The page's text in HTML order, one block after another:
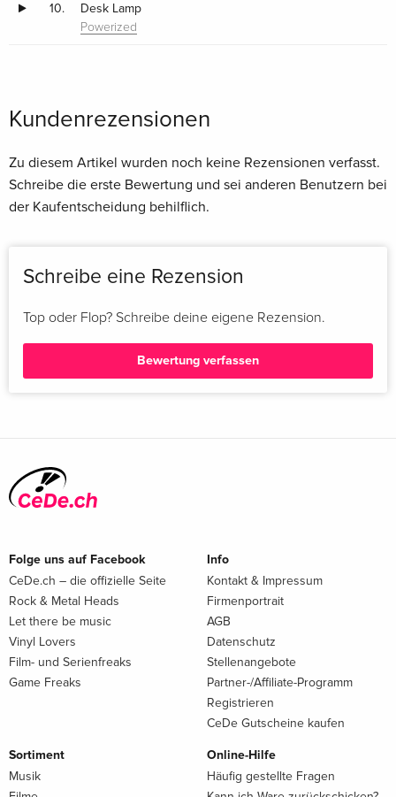
10. Desk Lamp
Powerized
Kundenrezensionen
Zu diesem Artikel wurden noch keine Rezensionen verfasst.
Schreibe die erste Bewertung und sei anderen Benutzern bei
der Kaufentscheidung behilflich.
Schreibe eine Rezension
Top oder Flop? Schreibe deine eigene Rezension.
Bewertung verfassen
Folge uns auf Facebook
CeDe.ch – die offizielle Seite
Rock & Metal Heads
Let there be music
Vinyl Lovers
Film- und Serienfreaks
Game Freaks
Info
Kontakt & Impressum
Firmenportrait
AGB
Datenschutz
Stellenangebote
Partner-/Affiliate-Programm
Registrieren
CeDe Gutscheine kaufen
Sortiment
Musik
Online-Hilfe
Häufig gestellte Fragen